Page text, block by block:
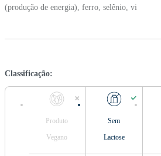
(produção de energia), ferro, selênio, vi
Classificação:
Produto
Vegano
Sem
Lactose